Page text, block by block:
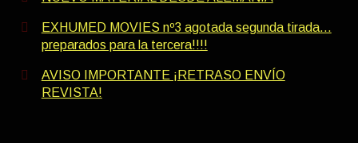
EXHUMED MOVIES nº3 agotada segunda tirada…
preparados para la tercera!!!!
AVISO IMPORTANTE ¡RETRASO ENVÍO
REVISTA!